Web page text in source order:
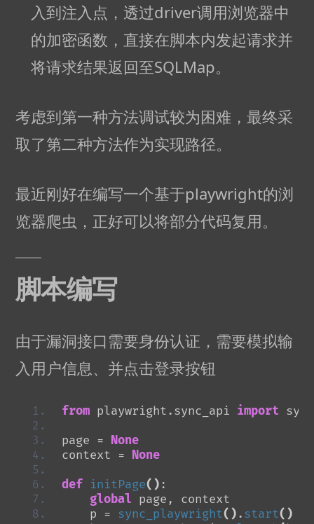
入到注入点，透过driver调用浏览器中
的加密函数，直接在脚本内发起请求并
将请求结果返回至SQLMap。
考虑到第一种方法调试较为困难，最终采
取了第二种方法作为实现路径。
最近刚好在编写一个基于playwright的浏
览器爬虫，正好可以将部分代码复用。
脚本编写
由于漏洞接口需要身份认证，需要模拟输
入用户信息、并点击登录按钮
from playwright.sync_api import
page =
None
context =
None
def initPage() :
global page, context
    p =
sync_playwright() . start()